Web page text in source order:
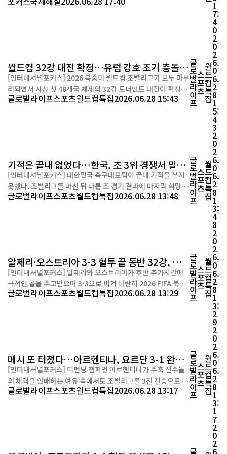
치닫고 있다. 이란은 쿠웨이트와 바레인의 미군 시설을 겨냥한 대
1
7:
4
0
월드컵 32강 대진 확정…유럽 강호 조기 충돌,
아르헨티나는 유리한 대진
[인터내셔널포커스] 2026 북중미 월드컵 조별리그가 모두 마무
리되면서 사상 첫 48개국 체제의 32강 토너먼트 대진이 확정됐
다. 마지막 경기까지 이어진 치열한 '베스트 3위' 경쟁 속에서 희
글로벌라이프스포츠월드컵특집2026.06.28 15:43
글
로
벌
라
이
프
스
포
츠
월
드
컵
특
집
2
0
2
6.
0
6.
2
8
1
5:
4
3
기적은 끝내 없었다…한국, 조 3위 경쟁서 밀려
2026 북중미 월드컵 조별리그 탈락
[인터내셔널포커스] 대한민국 축구대표팀이 끝내 기적을 쓰지
못했다. 조별리그를 마친 뒤 다른 조 경기 결과에 마지막 희망을
걸었지만, 경쟁국들이 잇따라 유리한 결과를 만들어내면서 32
글로벌라이프스포츠월드컵특집2026.06.28 13:48
글
로
벌
라
이
프
스
포
츠
월
드
컵
특
집
2
0
2
6.
0
6.
2
8
1
3:
4
8
알제리·오스트리아 3-3 혈투 끝 동반 32강, 이
란은 눈물
[인터내셔널포커스] 알제리와 오스트리아가 후반 추가시간에
극적인 골을 주고받으며 3-3으로 비겨 나란히 2026 FIFA 북중
미 월드컵 32강 진출을 확정했다. 반면 종료 직전까지 희망을 품
글로벌라이프스포츠월드컵특집2026.06.28 13:29
글
로
벌
라
이
프
스
포
츠
월
드
컵
특
집
2
0
2
6.
0
6.
2
8
1
3:
2
9
메시 또 터졌다…아르헨티나, 요르단 3-1 완파
‘3전 전승’ 32강행
[인터내셔널포커스] 디펜딩 챔피언 아르헨티나가 주축 선수들
의 체력을 안배하는 여유 속에서도 조별리그를 3전 전승으로 마
무리하며 우승 후보다운 위용을 과시했다. 리오넬 메시는 후반
글로벌라이프스포츠월드컵특집2026.06.28 13:17
글
로
벌
라
이
프
스
포
츠
월
드
컵
특
집
2
0
2
6.
0
6.
2
8
1
3:
1
7
글
2
0
2
6.